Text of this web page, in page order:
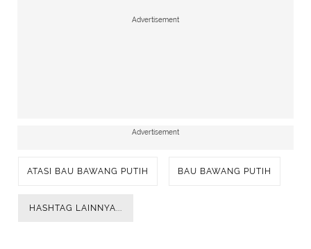
Advertisement
Advertisement
ATASI BAU BAWANG PUTIH BAU BAWANG PUTIH
HASHTAG LAINNYA...